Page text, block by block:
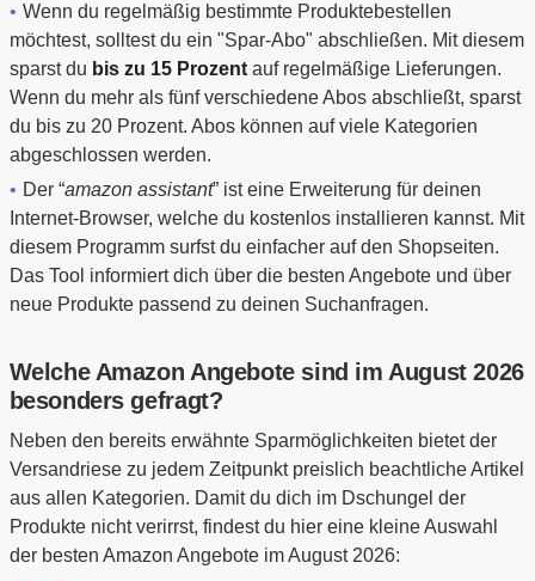
Wenn du regelmäßig bestimmte Produktebestellen
möchtest, solltest du ein "Spar-Abo" abschließen. Mit diesem
sparst du bis zu 15 Prozentauf regelmäßige Lieferungen.
Wenn du mehr als fünf verschiedene Abos abschließt, sparst
du bis zu 20 Prozent. Abos können auf viele Kategorien
abgeschlossen werden.
Der “amazon assistant” ist eine Erweiterung für deinen
Internet-Browser, welche du kostenlos installieren kannst. Mit
diesem Programm surfst du einfacher auf den Shopseiten.
Das Tool informiert dich über die besten Angebote und über
neue Produkte passend zu deinen Suchanfragen.
Welche Amazon Angebote sind im August 2026
besonders gefragt?
Neben den bereits erwähnte Sparmöglichkeiten bietet der
Versandriese zu jedem Zeitpunkt preislich beachtliche Artikel
aus allen Kategorien. Damit du dich im Dschungel der
Produkte nicht verirrst, findest du hier eine kleine Auswahl
der besten Amazon Angebote im August 2026: